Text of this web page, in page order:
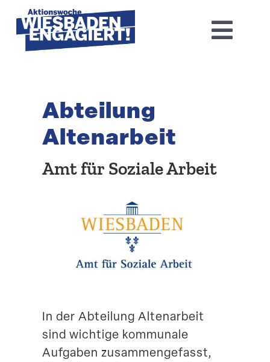
content
Aktions­woche 2026
Basis-Infos
Dokumen­tation 2025
Aktuelles
Kontakt
Abteilung
Alten­arbeit
Amt für Soziale Arbeit
In der Abteilung Alten­arbeit
sind wichtige kommunale
Aufgaben zusam­men­ge­fasst,